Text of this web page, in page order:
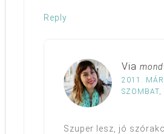
Reply
Via
2011.
Szuper lesz, jó